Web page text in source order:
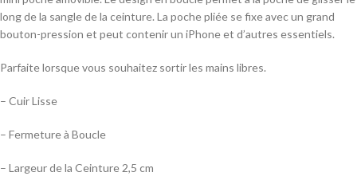
long de la sangle de la ceinture. La poche pliée se fixe avec un grand
bouton-pression et peut contenir un iPhone et d’autres essentiels.
Parfaite lorsque vous souhaitez sortir les mains libres.
– Cuir Lisse
– Fermeture à Boucle
– Largeur de la Ceinture 2,5 cm